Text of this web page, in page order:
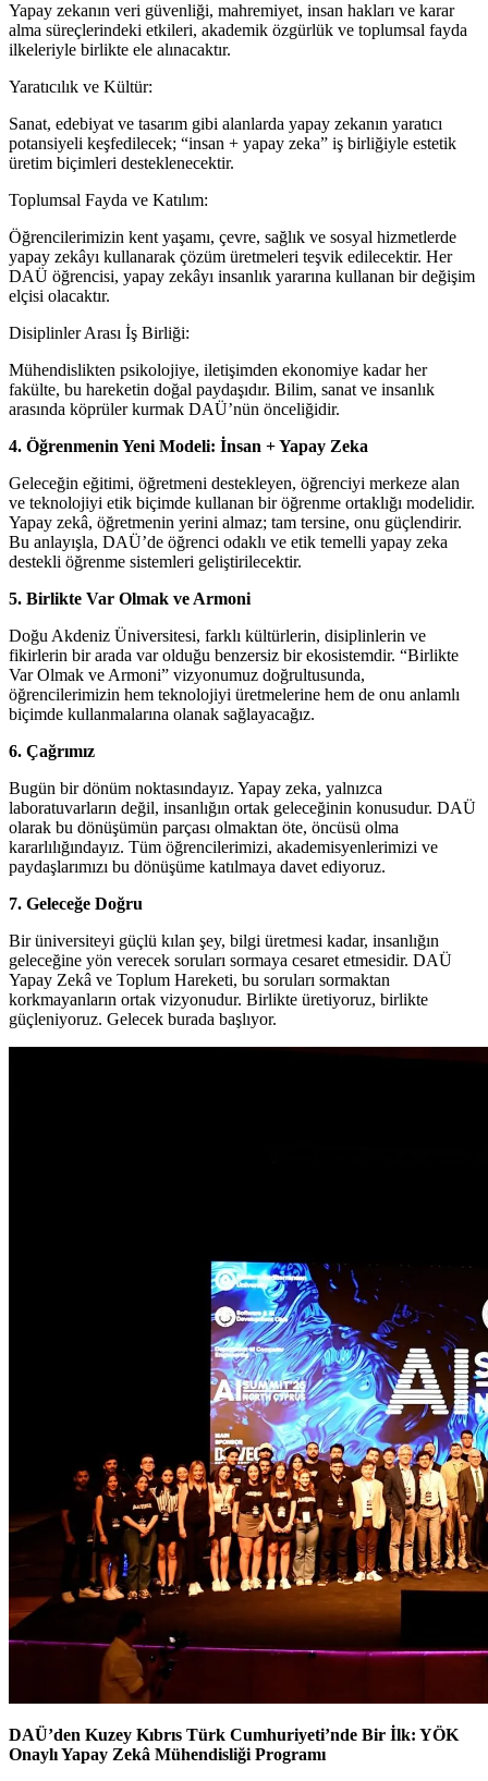
Yapay zekanın veri güvenliği, mahremiyet, insan hakları ve karar
alma süreçlerindeki etkileri, akademik özgürlük ve toplumsal fayda
ilkeleriyle birlikte ele alınacaktır.
Yaratıcılık ve Kültür:
Sanat, edebiyat ve tasarım gibi alanlarda yapay zekanın yaratıcı
potansiyeli keşfedilecek; “insan + yapay zeka” iş birliğiyle estetik
üretim biçimleri desteklenecektir.
Toplumsal Fayda ve Katılım:
Öğrencilerimizin kent yaşamı, çevre, sağlık ve sosyal hizmetlerde
yapay zekâyı kullanarak çözüm üretmeleri teşvik edilecektir. Her
DAÜ öğrencisi, yapay zekâyı insanlık yararına kullanan bir değişim
elçisi olacaktır.
Disiplinler Arası İş Birliği:
Mühendislikten psikolojiye, iletişimden ekonomiye kadar her
fakülte, bu hareketin doğal paydaşıdır. Bilim, sanat ve insanlık
arasında köprüler kurmak DAÜ’nün önceliğidir.
4. Öğrenmenin Yeni Modeli: İnsan + Yapay Zeka
Geleceğin eğitimi, öğretmeni destekleyen, öğrenciyi merkeze alan
ve teknolojiyi etik biçimde kullanan bir öğrenme ortaklığı modelidir.
Yapay zekâ, öğretmenin yerini almaz; tam tersine, onu güçlendirir.
Bu anlayışla, DAÜ’de öğrenci odaklı ve etik temelli yapay zeka
destekli öğrenme sistemleri geliştirilecektir.
5. Birlikte Var Olmak ve Armoni
Doğu Akdeniz Üniversitesi, farklı kültürlerin, disiplinlerin ve
fikirlerin bir arada var olduğu benzersiz bir ekosistemdir. “Birlikte
Var Olmak ve Armoni” vizyonumuz doğrultusunda,
öğrencilerimizin hem teknolojiyi üretmelerine hem de onu anlamlı
biçimde kullanmalarına olanak sağlayacağız.
6. Çağrımız
Bugün bir dönüm noktasındayız. Yapay zeka, yalnızca
laboratuvarların değil, insanlığın ortak geleceğinin konusudur. DAÜ
olarak bu dönüşümün parçası olmaktan öte, öncüsü olma
kararlılığındayız. Tüm öğrencilerimizi, akademisyenlerimizi ve
paydaşlarımızı bu dönüşüme katılmaya davet ediyoruz.
7. Geleceğe Doğru
Bir üniversiteyi güçlü kılan şey, bilgi üretmesi kadar, insanlığın
geleceğine yön verecek soruları sormaya cesaret etmesidir. DAÜ
Yapay Zekâ ve Toplum Hareketi, bu soruları sormaktan
korkmayanların ortak vizyonudur. Birlikte üretiyoruz, birlikte
güçleniyoruz. Gelecek burada başlıyor.
DAÜ’den Kuzey Kıbrıs Türk Cumhuriyeti’nde Bir İlk: YÖK
Onaylı Yapay Zekâ Mühendisliği Programı